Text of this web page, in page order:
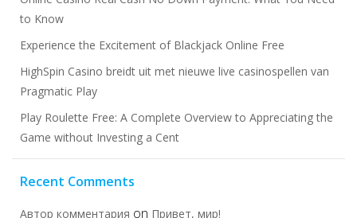
to Know
Experience the Excitement of Blackjack Online Free
HighSpin Casino breidt uit met nieuwe live casinospellen van
Pragmatic Play
Play Roulette Free: A Complete Overview to Appreciating the
Game without Investing a Cent
Recent Comments
Автор комментария on Привет, мир!